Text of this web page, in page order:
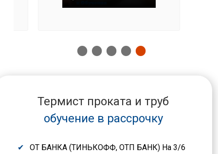
Термист проката и труб
обучение в рассрочку
ОТ БАНКА (ТИНЬКОФФ, ОТП БАНК) На 3/6